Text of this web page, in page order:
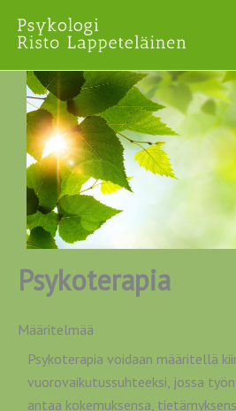
sisältöön
Psykoterapia
Määritelmää
Psykoterapia voidaan määritellä
vuorovaikutussuhteeksi, jossa
antaa kokemuksensa,